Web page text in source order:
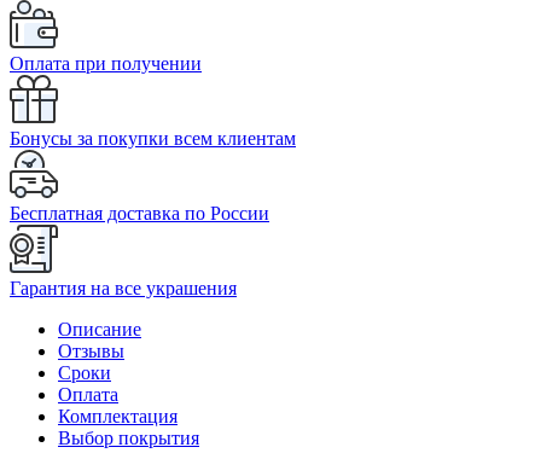
Оплата при получении
Бонусы за покупки всем клиентам
Бесплатная доставка по России
Гарантия на все украшения
Описание
Отзывы
Сроки
Оплата
Комплектация
Выбор покрытия